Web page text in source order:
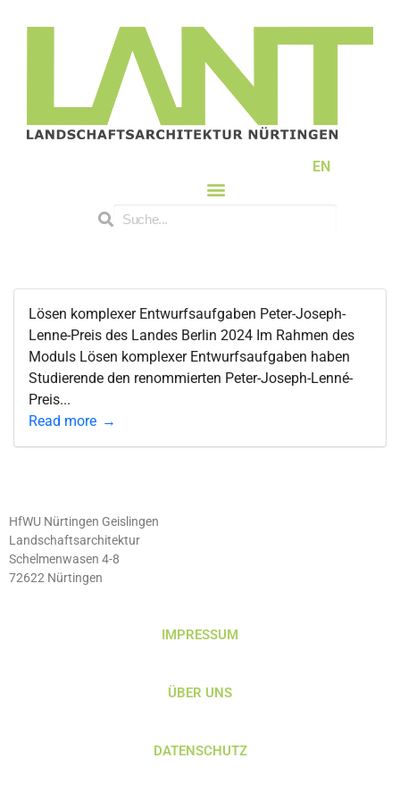
EN
Lösen komplexer Entwurfsaufgaben Peter-Joseph-
Lenne-Preis des Landes Berlin 2024 Im Rahmen des
Moduls Lösen komplexer Entwurfsaufgaben haben
Studierende den renommierten Peter-Joseph-Lenné-
Preis...
Read more
HfWU Nürtingen Geislingen
Landschaftsarchitektur
Schelmenwasen 4-8
72622 Nürtingen
IMPRESSUM
ÜBER UNS
DATENSCHUTZ